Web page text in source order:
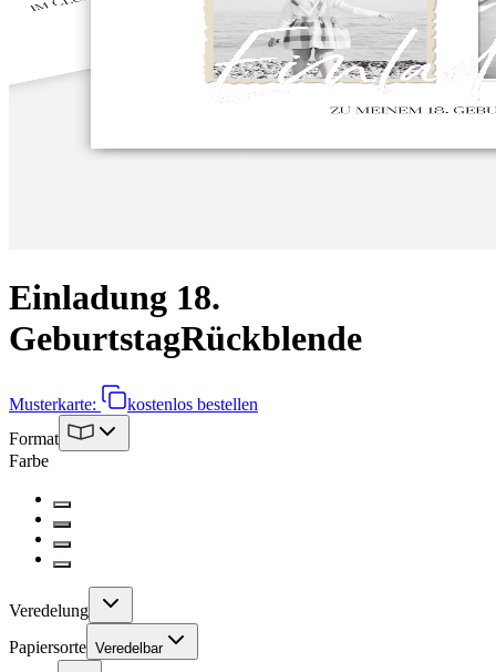
Einladung 18.
GeburtstagRückblende
Musterkarte:
kostenlos bestellen
Format
Farbe
Veredelung
Papiersorte Veredelbar